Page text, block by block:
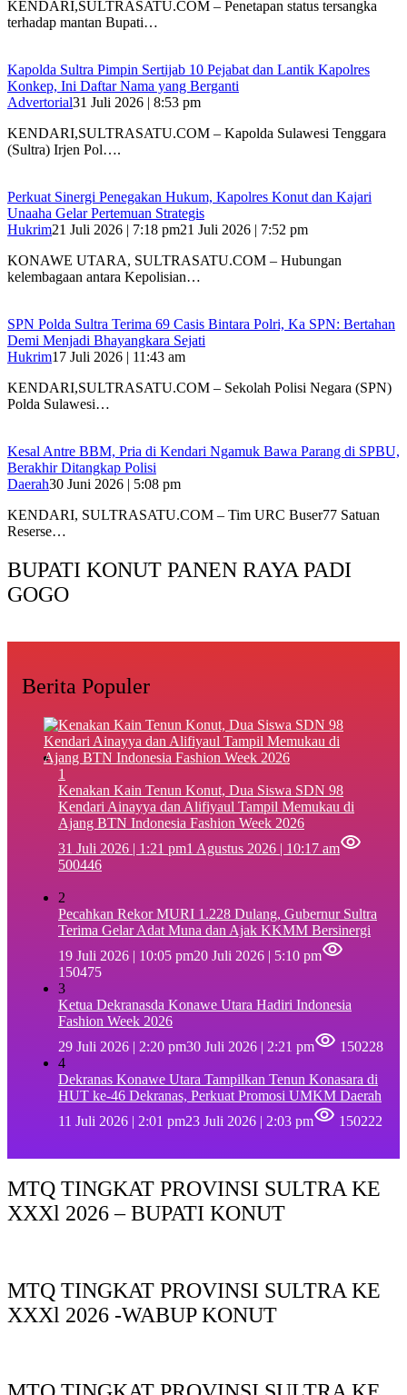
KENDARI,SULTRASATU.COM – Penetapan status tersangka
terhadap mantan Bupati…
‎Kapolda Sultra Pimpin Sertijab 10 Pejabat dan Lantik Kapolres
Konkep, Ini Daftar Nama yang Berganti
Advertorial31 Juli 2026 | 8:53 pm
‎KENDARI,SULTRASATU.COM – Kapolda Sulawesi Tenggara
(Sultra) Irjen Pol….
‎Perkuat Sinergi Penegakan Hukum, Kapolres Konut dan Kajari
Unaaha Gelar Pertemuan Strategis
Hukrim21 Juli 2026 | 7:18 pm21 Juli 2026 | 7:52 pm
‎KONAWE UTARA, SULTRASATU.COM – Hubungan
kelembagaan antara Kepolisian…
SPN Polda Sultra Terima 69 Casis Bintara Polri, Ka SPN: Bertahan
Demi Menjadi Bhayangkara Sejati
Hukrim17 Juli 2026 | 11:43 am
KENDARI,SULTRASATU.COM – Sekolah Polisi Negara (SPN)
Polda Sulawesi…
Kesal Antre BBM, Pria di Kendari Ngamuk Bawa Parang di SPBU,
Berakhir Ditangkap Polisi
Daerah30 Juni 2026 | 5:08 pm
KENDARI, SULTRASATU.COM – Tim URC Buser77 Satuan
Reserse…
BUPATI KONUT PANEN RAYA PADI
GOGO
Berita Populer
1
‎Kenakan Kain Tenun Konut, Dua Siswa SDN 98
Kendari Ainayya dan Alifiyaul Tampil Memukau di
Ajang BTN Indonesia Fashion Week 2026
31 Juli 2026 | 1:21 pm1 Agustus 2026 | 10:17 am
500446
2
Pecahkan Rekor MURI 1.228 Dulang, Gubernur Sultra
Terima Gelar Adat Muna dan Ajak KKMM Bersinergi
19 Juli 2026 | 10:05 pm20 Juli 2026 | 5:10 pm
150475
3
Ketua Dekranasda Konawe Utara Hadiri Indonesia
Fashion Week 2026
29 Juli 2026 | 2:20 pm30 Juli 2026 | 2:21 pm
150228
4
Dekranas Konawe Utara Tampilkan Tenun Konasara di
HUT ke-46 Dekranas, Perkuat Promosi UMKM Daerah
11 Juli 2026 | 2:01 pm23 Juli 2026 | 2:03 pm 150222
MTQ TINGKAT PROVINSI SULTRA KE
XXXl 2026 – BUPATI KONUT
MTQ TINGKAT PROVINSI SULTRA KE
XXXl 2026 -WABUP KONUT